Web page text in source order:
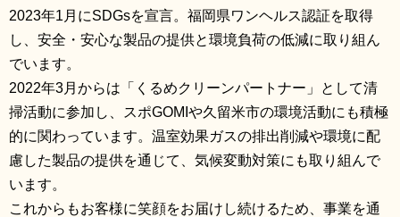
2023年1月にSDGsを宣言。福岡県ワンヘルス認証を取得
し、安全・安心な製品の提供と環境負荷の低減に取り組ん
でいます。
2022年3月からは「くるめクリーンパートナー」として清
掃活動に参加し、スポGOMIや久留米市の環境活動にも積極
的に関わっています。温室効果ガスの排出削減や環境に配
慮した製品の提供を通じて、気候変動対策にも取り組んで
います。
これからもお客様に笑顔をお届けし続けるため、事業を通